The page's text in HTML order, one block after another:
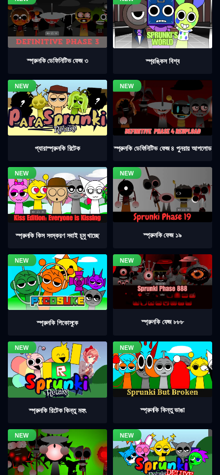
স্প্রুনকি ডেফিনিটিভ ফেজ ৩ স্প্রঙ্কিস বিশ্ব
প্যারাস্প্রুনকি রিটেক স্প্রুনকি ডেফিনিটিভ ফেজ ৪ পুনরায় আপলোড
স্প্রুনকি কিস সংস্করণ সবাই চুমু খাচ্ছে স্প্রুনকি ফেজ ১৯
স্প্রুনকি পিকোসুকে স্প্রুনকি ফেজ ৮৮৮
স্প্রুনকি রিটেক কিন্তু মহৎ স্প্রুনকি কিন্তু ভাঙা